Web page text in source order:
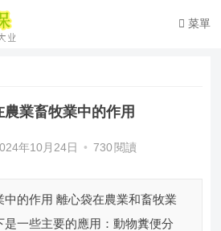
菜單
農業畜牧業中的作用
年10月24日 • 730 閱讀
中的作用 離心袋在農業和畜牧業
是一些主要的應用：動物糞便分